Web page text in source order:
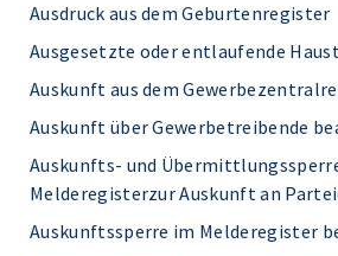
Ausdruck aus dem Geburtenregister
Ausgesetzte oder entlaufende
Auskunft aus dem
Auskunft über Gewerbetreibende
Auskunfts- und
Melderegisterzur Auskunft an
Auskunftssperre im Melderegister